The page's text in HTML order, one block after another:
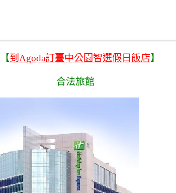
到Agoda訂臺中公園智選假日飯店】
合法旅館